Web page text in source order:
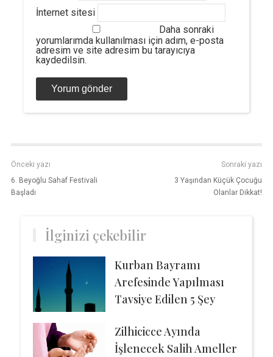
İnternet sitesi
Daha sonraki
yorumlarımda kullanılması için adım, e-posta
adresim ve site adresim bu tarayıcıya
kaydedilsin.
Önceki yazı
6. Beyoğlu Sahaf Festivali
Başladı
Sonraki yazı
3 Yaşından Küçük Çocuğu
Olanlar Dikkat!
İlginizi çekebilir
Kurban Bayramı
Arefesinde Yapılması
Tavsiye Edilen 5 Şey
Zilhicicce Ayında
İşlenecek Salih Ameller